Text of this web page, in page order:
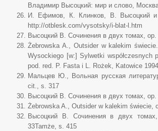
Владимир Высоцкий: мир и слово,
И. Ефимов, К. Клинков, В. Высоцкий и
http://otblesk.com/vysotsky/i-blat-l.htm
Высоцкий В. Сочинения в двух томах,
Żebrowska A., Outsider w kalekim
Wysockiego [w:] Sylwetki współczesnych
pod. red. P. Fasta i L. Rożek, Katowice
Мальцев Ю., Вольная русская
cit., s. 317
Высоцкий В. Сочинения в двух томах,
Żebrowska A., Outsider w kalekim świecie,
Высоцкий В. Сочинения в двух
33Tamże, s. 415